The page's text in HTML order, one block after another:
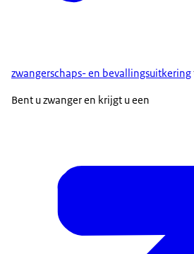
zwangerschaps- en bevallingsuitkering
Bent u zwanger en krijgt u een